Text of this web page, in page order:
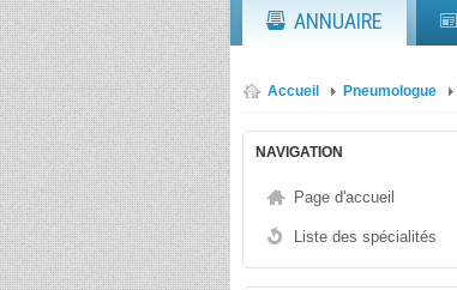
ANNUAIRE
Accueil Pneumologue
NAVIGATION
Page d'accueil
Liste des spécialités